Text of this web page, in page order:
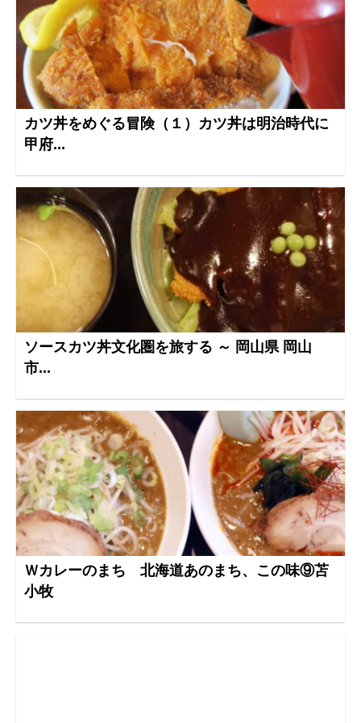
カツ丼をめぐる冒険（１）カツ丼は明治時代に
甲府...
ソースカツ丼文化圏を旅する ～ 岡山県 岡山
市...
Ｗカレーのまち 北海道あのまち、この味⑨苫
小牧